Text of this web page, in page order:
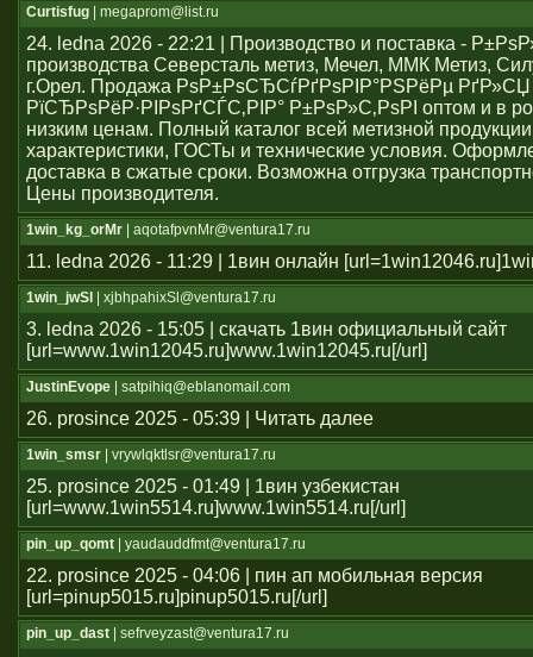
Curtisfug | megaprom@list.ru
24. ledna 2026 - 22:21 | Производство и поставка -
производства Северсталь метиз, Мечел, ММК Метиз,
г.Орел. Продажа РѕР±РѕСЂСѓРґРѕРІР°РЅРёРµ РґР»СЏ
РїСЂРѕРёР·РІРѕРґСЃС‚РІР° Р±РѕР»С‚РѕРІ оптом и в
низким ценам. Полный каталог всей метизной
характеристики, ГОСТы и технические условия.
доставка в сжатые сроки. Возможна отгрузка
Цены производителя.
1win_kg_orMr | aqotafpvnMr@ventura17.ru
11. ledna 2026 - 11:29 | 1вин онлайн
1win_jwSl | xjbhpahixSl@ventura17.ru
3. ledna 2026 - 15:05 | скачать 1вин официальный сайт
[url=www.1win12045.ru]www.1win12045.ru[/url]
JustinEvope | satpihiq@eblanomail.com
26. prosince 2025 - 05:39 | Читать далее
1win_smsr | vrywlqktlsr@ventura17.ru
25. prosince 2025 - 01:49 | 1вин узбекистан
[url=www.1win5514.ru]www.1win5514.ru[/url]
pin_up_qomt | yaudauddfmt@ventura17.ru
22. prosince 2025 - 04:06 | пин ап мобильная версия
[url=pinup5015.ru]pinup5015.ru[/url]
pin_up_dast | sefrveyzast@ventura17.ru